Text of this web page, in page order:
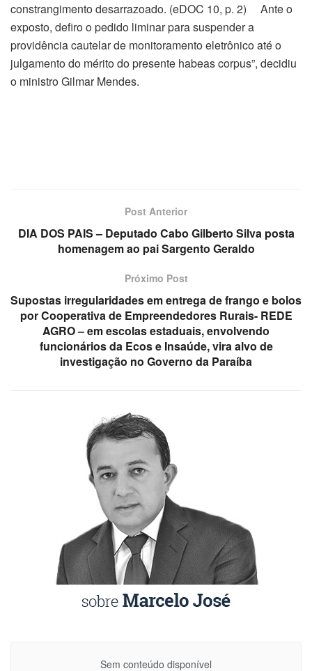
constrangimento desarrazoado. (eDOC 10, p. 2) Ante o
exposto, defiro o pedido liminar para suspender a
providência cautelar de monitoramento eletrônico até o
julgamento do mérito do presente habeas corpus”, decidiu
o ministro Gilmar Mendes.
Post Anterior
DIA DOS PAIS – Deputado Cabo Gilberto Silva posta
homenagem ao pai Sargento Geraldo
Próximo Post
Supostas irregularidades em entrega de frango e bolos
por Cooperativa de Empreendedores Rurais- REDE
AGRO – em escolas estaduais, envolvendo
funcionários da Ecos e Insaúde, vira alvo de
investigação no Governo da Paraíba
Sem conteúdo disponível